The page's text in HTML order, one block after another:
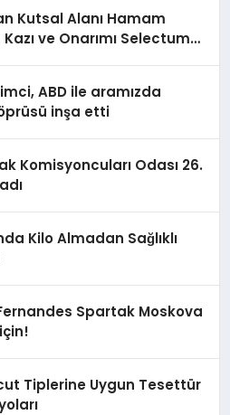
Kutsal Alanı Hamam
Kazı ve Onarımı Selectum
ABD ile aramızda
inşa etti
Komisyoncuları Odası 26.
Kilo Almadan Sağlıklı
Spartak Moskova
Tiplerine Uygun Tesettür